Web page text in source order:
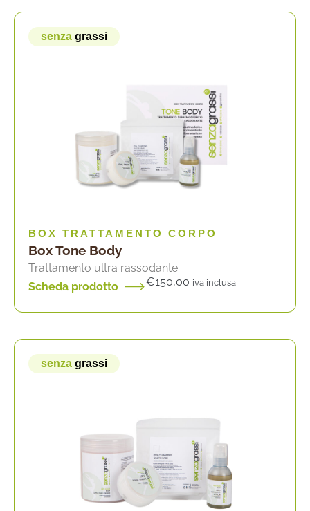
senza grassi
BOX TRATTAMENTO CORPO
Box Tone Body
Trattamento ultra rassodante
Scheda prodotto
€150,00 iva inclusa
senza grassi